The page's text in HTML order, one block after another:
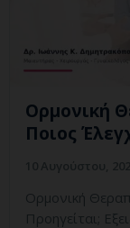
Ορμονική
Ποιος
Ορμονική
Προηγείται;